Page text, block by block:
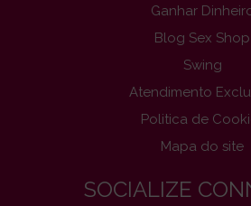
Ganhar
Blog Sex Shop
Swing
Atendimento
Politica de
Mapa do site
SOCIALIZE